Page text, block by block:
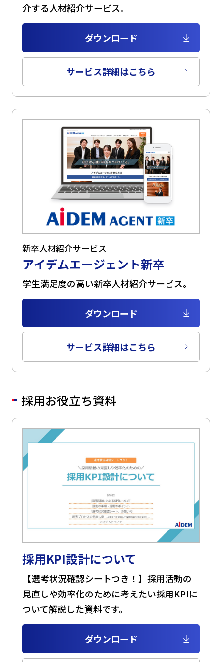
介する人材紹介サービス。
ダウンロード
サービス詳細はこちら
新卒人材紹介サービス
アイデムエージェント新卒
学生満足度の高い新卒人材紹介サービス。
ダウンロード
サービス詳細はこちら
採用お役立ち資料
採用KPI設計について
【選考状況確認シートつき！】採用活動の
見直しや効率化のために考えたい採用KPIに
ついて解説した資料です。
ダウンロード